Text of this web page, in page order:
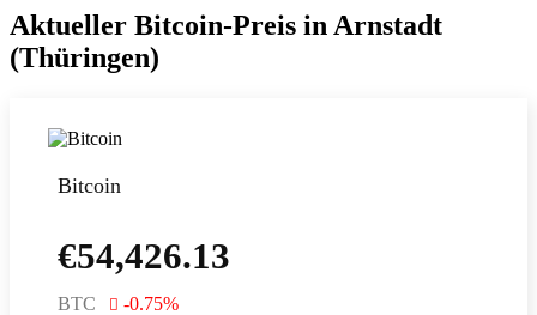
Aktueller Bitcoin-Preis in Arnstadt
(Thüringen)
Bitcoin
€54,426.13
BTC -0.75%